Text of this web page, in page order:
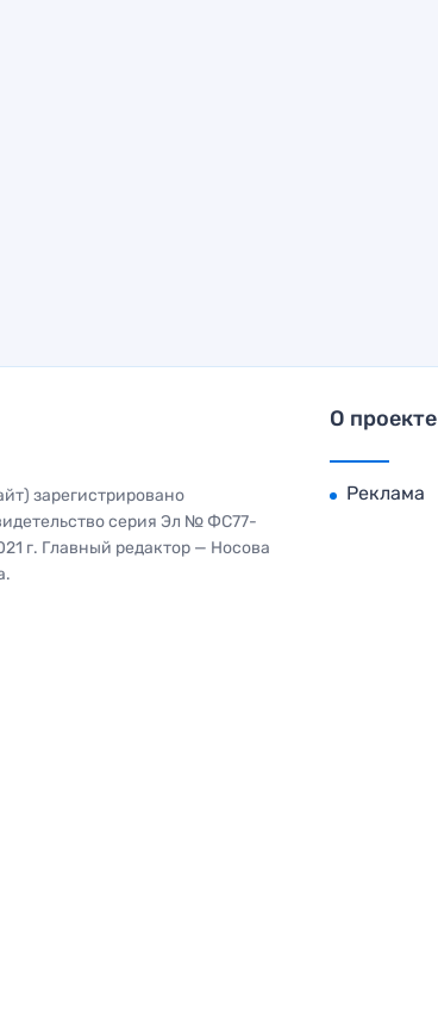
зарегистрировано
серия Эл № ФС77-
г. Главный редактор — Носова
О проекте
Реклама